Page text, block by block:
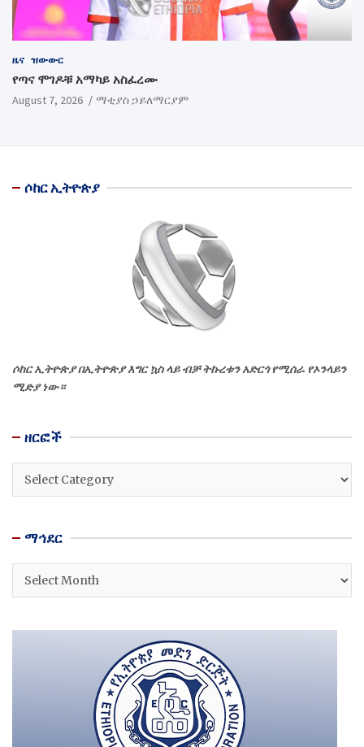
ዜና ዝውውር
የጣና ሞገዶቹ አማካይ አስፈረሙ
August 7, 2026 ማቲያስ ኃይለማርያም
ሶከር ኢትዮጵያ
ሶከር ኢትዮጵያ በኢትዮጵያ እግር ኳስ ላይ ብቻ ትኩረቱን አድርጎ የሚሰራ የኦንላይን
ሚድያ ነው።
ዘርፎች
ዘርፎች
ማኅደር
ማኅደር